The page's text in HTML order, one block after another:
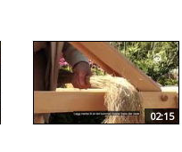
02:15